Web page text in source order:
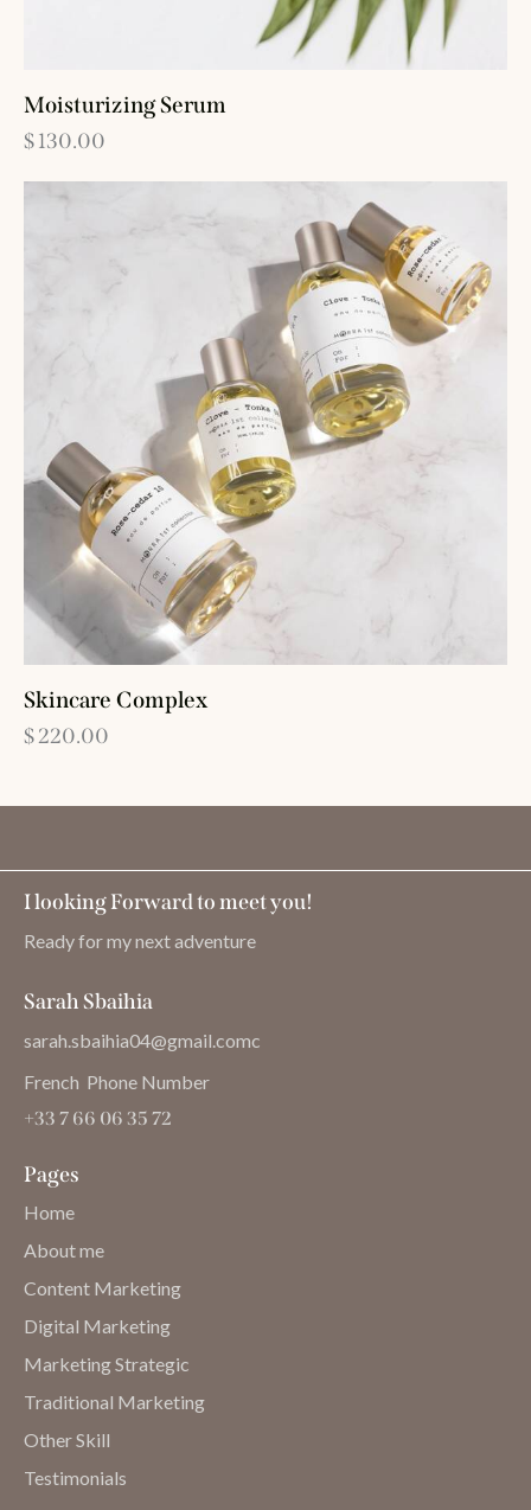
Moisturizing Serum
$130.00
Skincare Complex
$220.00
I looking Forward to meet you!
Ready for my next adventure
Sarah Sbaihia
sarah.sbaihia04@gmail.comc
French Phone Number
+33 7 66 06 35 72
Pages
Home
About me
Content Marketing
Digital Marketing
Marketing Strategic
Traditional Marketing
Other Skill
Testimonials